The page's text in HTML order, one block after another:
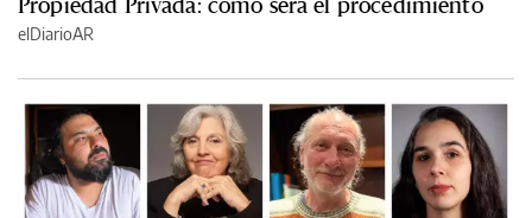
elDiarioAR